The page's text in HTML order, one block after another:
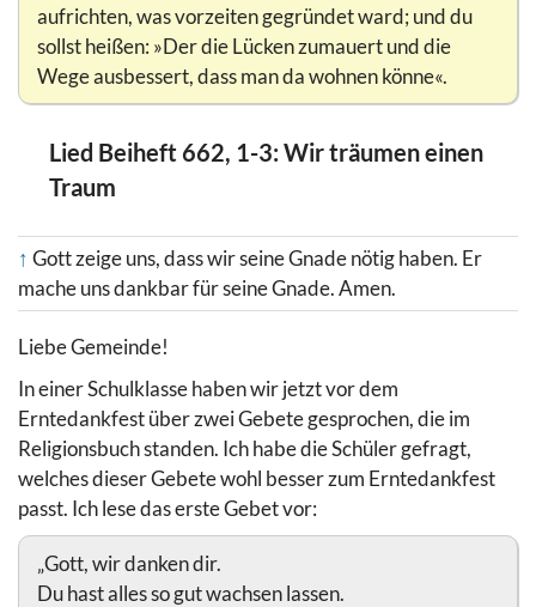
aufrichten, was vorzeiten gegründet ward; und du
sollst heißen: »Der die Lücken zumauert und die
Wege ausbessert, dass man da wohnen könne«.
Lied Beiheft 662, 1-3: Wir träumen einen
Traum
↑ Gott zeige uns, dass wir seine Gnade nötig haben. Er
mache uns dankbar für seine Gnade. Amen.
Liebe Gemeinde!
In einer Schulklasse haben wir jetzt vor dem
Erntedankfest über zwei Gebete gesprochen, die im
Religionsbuch standen. Ich habe die Schüler gefragt,
welches dieser Gebete wohl besser zum Erntedankfest
passt. Ich lese das erste Gebet vor:
„Gott, wir danken dir.
Du hast alles so gut wachsen lassen.